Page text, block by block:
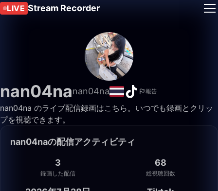
LIVE Stream Recorder
nan04nanan04na 報告
nan04na のライブ配信録画はこちら。いつでも録画とクリッ
プを視聴できます。
nan04naの配信アクティビティ
3
録画した配信
68
総視聴回数